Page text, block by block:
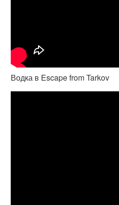
Водка в Escape from Tarkov